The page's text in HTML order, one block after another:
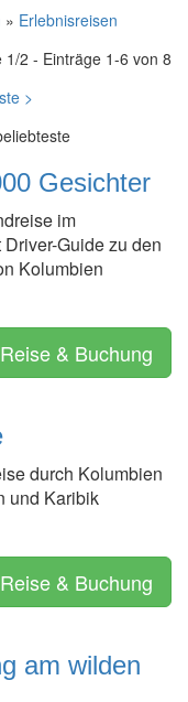
» Erlebnisreisen
1/2 - Einträge 1-6 von 8
>
Gesichter
im
Guide zu den
Kolumbien
& Buchung
durch Kolumbien
und Karibik
& Buchung
am wilden